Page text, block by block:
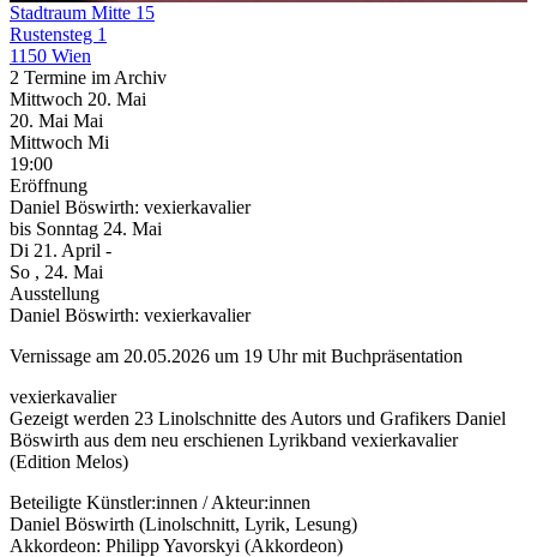
Stadtraum Mitte 15
Rustensteg 1
1150 Wien
2 Termine im Archiv
Mittwoch 20. Mai
20. Mai Mai
Mittwoch Mi
19:00
Eröffnung
Daniel Böswirth: vexierkavalier
bis Sonntag 24. Mai
Di 21. April -
So , 24. Mai
Ausstellung
Daniel Böswirth: vexierkavalier
Vernissage am 20.05.2026 um 19 Uhr mit Buchpräsentation
vexierkavalier
Gezeigt werden 23 Linolschnitte des Autors und Grafikers Daniel
Böswirth aus dem neu erschienen Lyrikband vexierkavalier
(Edition Melos)
Beteiligte Künstler:innen / Akteur:innen
Daniel Böswirth (Linolschnitt, Lyrik, Lesung)
Akkordeon: Philipp Yavorskyi (Akkordeon)